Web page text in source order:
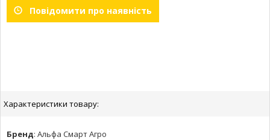
Повідомити про наявність
Характеристики товару:
Бренд: Альфа Смарт Агро